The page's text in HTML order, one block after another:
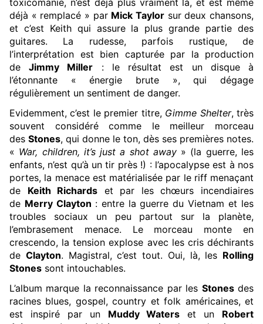
toxicomanie, n’est déjà plus vraiment là, et est même
déjà « remplacé » par Mick Taylor sur deux chansons,
et c’est Keith qui assure la plus grande partie des
guitares. La rudesse, parfois rustique, de
l’interprétation est bien capturée par la production
de
Jimmy Miller
: le résultat est un disque à
l’étonnante « énergie brute », qui dégage
régulièrement un sentiment de danger.
Evidemment, c’est le premier titre, Gimme Shelter, très
souvent considéré comme le meilleur morceau
des Stones, qui donne le ton, dès ses premières notes.
« War, children, it’s just a shot away » (la guerre, les
enfants, n’est qu’à un tir près !) : l’apocalypse est à nos
portes, la menace est matérialisée par le riff menaçant
de
Keith Richards et par les chœurs incendiaires
de Merry Clayton : entre la guerre du Vietnam et les
troubles sociaux un peu partout sur la planète,
l’embrasement menace. Le morceau monte en
crescendo, la tension explose avec les cris déchirants
de Clayton. Magistral, c’est tout. Oui, là, les Rolling
Stones sont intouchables.
L’album marque la reconnaissance par les Stones des
racines blues, gospel, country et folk américaines, et
est inspiré par un
Muddy Waters et un
Robert